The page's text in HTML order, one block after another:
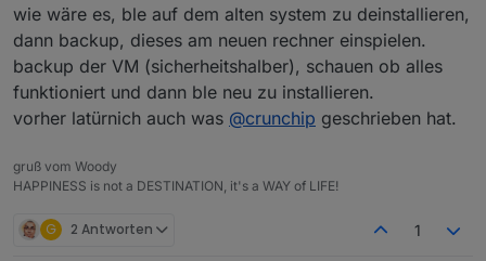
Eigenanlyse auch immer erfolgreich.
nicht mit der bisherigen Hilfe aus dem Forum. Habe
nun schon zich Varianten durch - aber bisher ist der
Ergebniss immer gleich = das vorher laufende ble wird
auf der neuen Maschine immer unwiederbringlich
wie wäre es, ble auf dem alten system zu deinstallieren,
dann backup, dieses am neuen rechner einspielen.
backup der VM (sicherheitshalber), schauen ob alles
funktioniert und dann ble neu zu installieren.
vorher latürnich auch was @crunchip geschrieben hat.
gruß vom Woody
HAPPINESS is not a DESTINATION, it's a WAY of LIFE!
G 2 Antworten 1